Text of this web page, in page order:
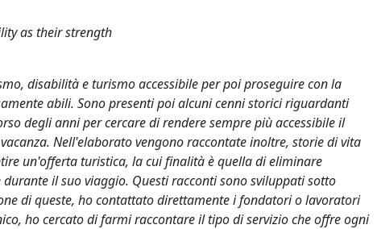
as their strength
disabilità e turismo accessibile per poi proseguire con la
abili. Sono presenti poi alcuni cenni storici riguardanti
degli anni per cercare di rendere sempre più accessibile il
Nell'elaborato vengono raccontate inoltre, storie di vita
un'offerta turistica, la cui finalità è quella di eliminare
il suo viaggio. Questi racconti sono sviluppati sotto
di queste, ho contattato direttamente i fondatori o lavoratori
ho cercato di farmi raccontare il tipo di servizio che offre ogni